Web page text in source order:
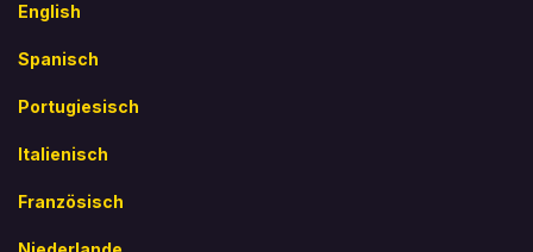
English
Spanisch
Portugiesisch
Italienisch
Französisch